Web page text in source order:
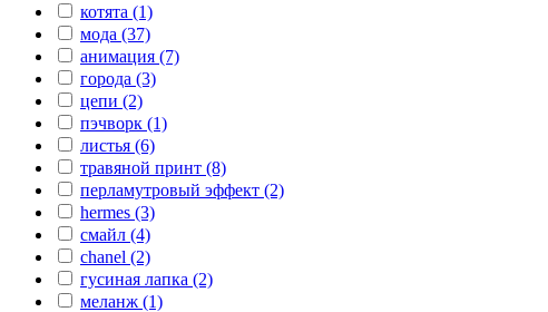
котята (1)
мода (37)
анимация (7)
города (3)
цепи (2)
пэчворк (1)
листья (6)
травяной принт (8)
перламутровый эффект (2)
hermes (3)
смайл (4)
сhanel (2)
гусиная лапка (2)
меланж (1)